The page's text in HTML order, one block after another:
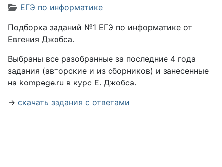
Информация о материале
ЕГЭ по информатике
Подборка заданий №1 ЕГЭ по информатике от
Евгения Джобса.
Выбраны все разобранные за последние 4 года
задания (авторские и из сборников) и занесенные
на kompege.ru в курс Е. Джобса.
→ скачать задания с ответами